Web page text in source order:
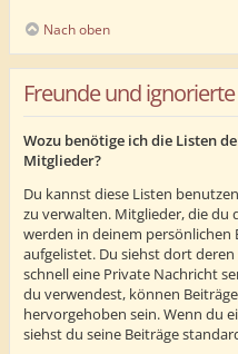
Nach oben
Freunde und
Wozu benötige ich die Listen
Mitglieder?
Du kannst diese Listen
zu verwalten. Mitglieder, die du
werden in deinem persönlichen
aufgelistet. Du siehst dort
schnell eine Private Nachricht
du verwendest, können
hervorgehoben sein. Wenn du
siehst du seine Beiträge